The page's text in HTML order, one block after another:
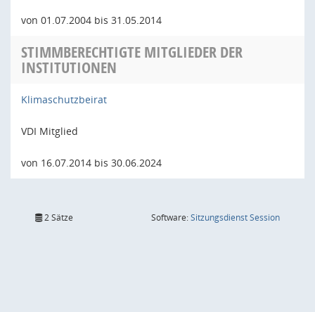
von 01.07.2004 bis 31.05.2014
STIMMBERECHTIGTE MITGLIEDER DER
INSTITUTIONEN
Klimaschutzbeirat
VDI Mitglied
von 16.07.2014 bis 30.06.2024
2 Sätze Software:SitzungsdienstSession(Wird in